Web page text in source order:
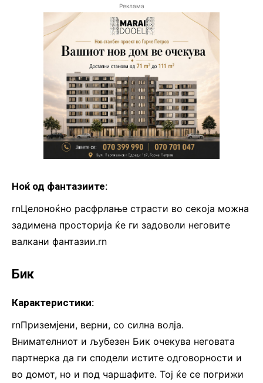
Реклама
Ноќ од фантазиите:
rnЦелоноќно расфрлање страсти во секоја можна
задимена просторија ќе ги задоволи неговите
валкани фантазии.rn
Бик
Карактеристики:
rnПриземјени, верни, со силна волја.
Внимателниот и љубезен Бик очекува неговата
партнерка да ги сподели истите одговорности и
во домот, но и под чаршафите. Тој ќе се погрижи